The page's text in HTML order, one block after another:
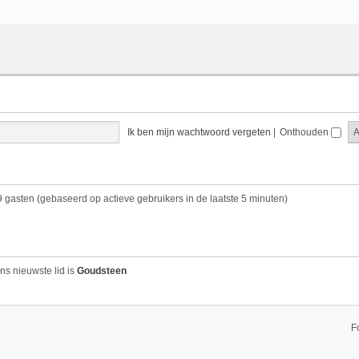
Ik ben mijn wachtwoord vergeten Onthouden
(gebaseerd op actieve gebruikers in de laatste 5 minuten)
nieuwste lid is Goudsteen